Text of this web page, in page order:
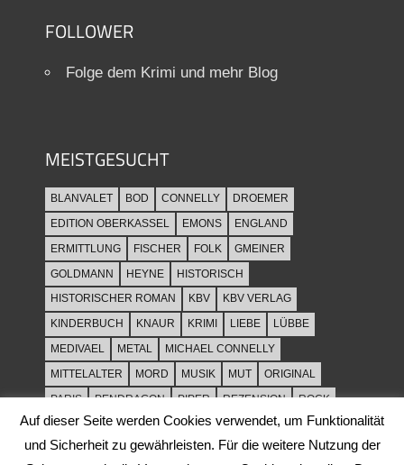
FOLLOWER
Folge dem Krimi und mehr Blog
MEISTGESUCHT
BLANVALET BOD CONNELLY
DROEMER
EDITION OBERKASSEL
EMONS
ENGLAND
ERMITTLUNG
FISCHER FOLK
GMEINER
GOLDMANN
HEYNE
HISTORISCH
HISTORISCHER ROMAN
KBV
KBV VERLAG
KINDERBUCH
KNAUR KRIMI LIEBE
LÜBBE
MEDIVAEL
METAL
MICHAEL CONNELLY
MITTELALTER
MORD MUSIK MUT
ORIGINAL
PARIS
PENDRAGON PIPER REZENSION
ROCK
ROCKMUSIK
ROMAN ROWOHLT
SACHBUCH
SPANNUNG
SYLT THRILLER TOD ULLSTEIN
Auf dieser Seite werden Cookies verwendet, um Funktionalität
und Sicherheit zu gewährleisten. Für die weitere Nutzung der